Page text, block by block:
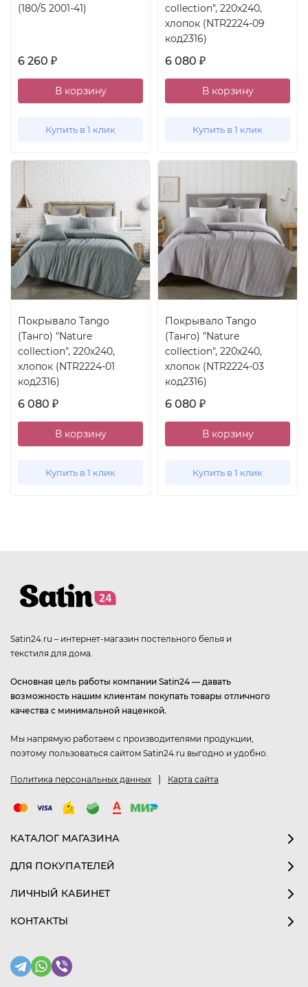
(180/5 2001-41)
6 260 ₽
В корзину
Купить в 1 клик
collection", 220x240,
хлопок (NTR2224-09
код2316)
6 080 ₽
В корзину
Купить в 1 клик
Покрывало Tango
(Танго) "Nature
collection", 220x240,
хлопок (NTR2224-01
код2316)
6 080 ₽
В корзину
Купить в 1 клик
Покрывало Tango
(Танго) "Nature
collection", 220x240,
хлопок (NTR2224-03
код2316)
6 080 ₽
В корзину
Купить в 1 клик
Satin24.ru – интернет-магазин постельного белья и
текстиля для дома.
Основная цель работы компании Satin24 — давать
возможность нашим клиентам покупать товары отличного
качества с минимальной наценкой.
Мы напрямую работаем с производителями продукции,
поэтому пользоваться сайтом Satin24.ru выгодно и удобно.
Политика персональных данных | Карта сайта
КАТАЛОГ МАГАЗИНА
ДЛЯ ПОКУПАТЕЛЕЙ
ЛИЧНЫЙ КАБИНЕТ
КОНТАКТЫ